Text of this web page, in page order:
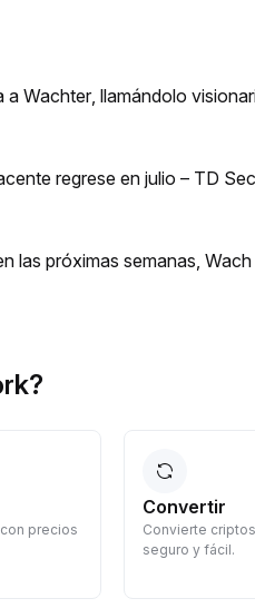
Wachter, llamándolo
regrese en julio – TD
las próximas semanas,
precios
Convertir
Convierte
seguro y fácil.